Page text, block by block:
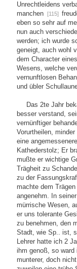
Unrechtleidens
manchen
[115]
eben so sehr auf
nun auch
werden; ich wurde
geneigt, auch wohl
dem Character
Wesens, welche
vernunftlosen
und übler
Das 2te Jahr
besser verstand,
vernünftiger
Vorurtheilen,
eine
Kathederstolz; Er
mußte er wichtige
Trägheit zu
zu der
machte dem
angenehm. In
mürrische Wesen,
er uns tolerante
zu benehmen, den
Stadt, wie Sp.. ist,
Lehrer hatte ich 2
ihm genoß, so ward
munterer, doch